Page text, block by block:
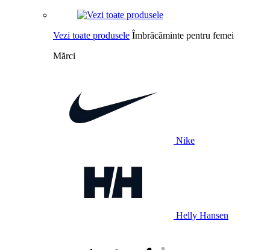
Vezi toate produsele Îmbrăcăminte pentru femei
Mărci
Nike
Helly Hansen